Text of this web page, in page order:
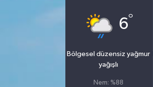
6°
Bölgesel düzensiz yağmur
yağışlı
Nem: %88